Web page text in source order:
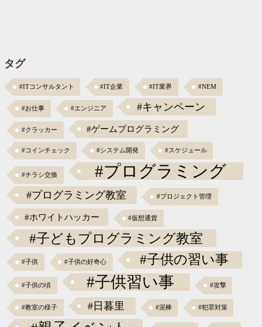
タグ
#ITコンサルタント #IT企業 #IT業界 #NEM
#お仕事 #エンジニア #キャンペーン
#クラッカー #ゲームプログラミング
#コインチェック #システム開発 #スケジュール
#チラシ交換 #プログラミング
#プログラミング教室 #プロジェクト管理
#ホワイトハッカー #仮想通貨
#子どもプログラミング教室
#子供 #子供の好奇心 #子供の習い事
#子供の頃 #子供習い事 #攻撃
#教室の様子 #日暮里 #泥棒 #犯罪対策